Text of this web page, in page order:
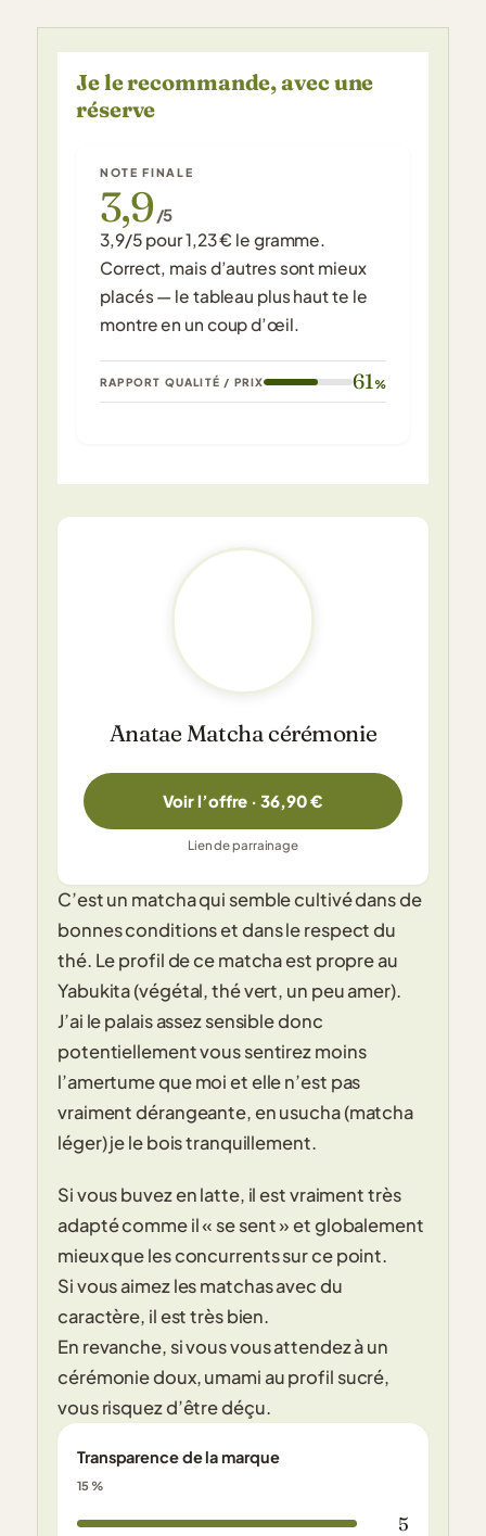
Je le recommande, avec une
réserve
NOTE FINALE
3,9 /5
3,9/5 pour 1,23 € le gramme.
Correct, mais d’autres sont mieux
placés — le tableau plus haut te le
montre en un coup d’œil.
RAPPORT QUALITÉ / PRIX 61%
Anatae Matcha cérémonie
Voir l’offre · 36,90 €
Lien de parrainage
C’est un matcha qui semble cultivé dans de
bonnes conditions et dans le respect du
thé. Le profil de ce matcha est propre au
Yabukita (végétal, thé vert, un peu amer).
J’ai le palais assez sensible donc
potentiellement vous sentirez moins
l’amertume que moi et elle n’est pas
vraiment dérangeante, en usucha (matcha
léger) je le bois tranquillement.
Si vous buvez en latte, il est vraiment très
adapté comme il « se sent » et globalement
mieux que les concurrents sur ce point.
Si vous aimez les matchas avec du
caractère, il est très bien.
En revanche, si vous vous attendez à un
cérémonie doux, umami au profil sucré,
vous risquez d’être déçu.
Transparence de la marque
15 %
5